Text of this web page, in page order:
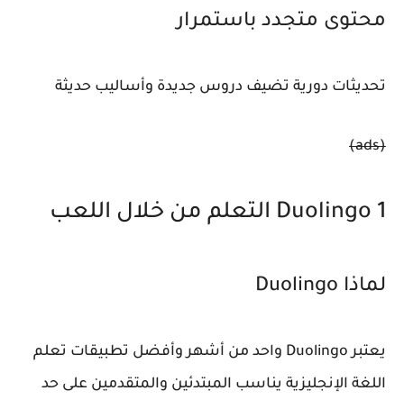
محتوى متجدد باستمرار
تحديثات دورية تضيف دروس جديدة وأساليب حديثة
(ads)
1 Duolingo التعلم من خلال اللعب
لماذا Duolingo
يعتبر Duolingo واحد من أشهر وأفضل تطبيقات تعلم
اللغة الإنجليزية يناسب المبتدئين والمتقدمين على حد